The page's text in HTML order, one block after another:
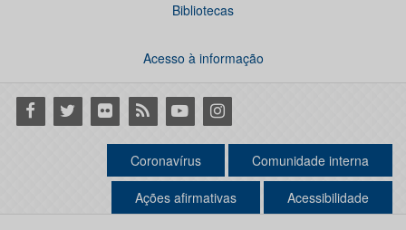
Bibliotecas
Acesso à informação
Facebook
Twitter Flickr RSS YoutubeInstagram
Coronavírus Comunidade interna
Ações afirmativas Acessibilidade